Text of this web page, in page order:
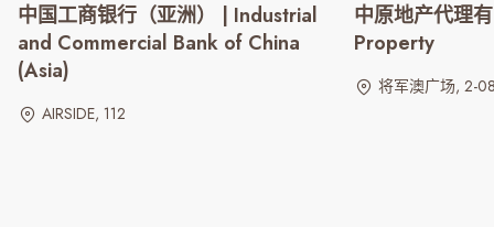
中国工商银行（亚洲） | Industrial
and Commercial Bank of China
(Asia)
AIRSIDE, 112
中原地产代理
Property
将军澳广场, 2-